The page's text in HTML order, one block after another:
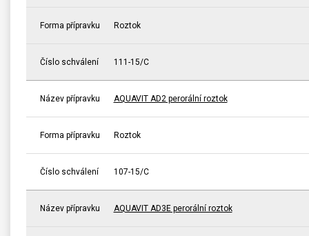
Forma přípravku Roztok
Číslo schválení 111-15/C
Název přípravku AQUAVIT AD2 perorální roztok
Forma přípravku Roztok
Číslo schválení 107-15/C
Název přípravku AQUAVIT AD3E perorální roztok